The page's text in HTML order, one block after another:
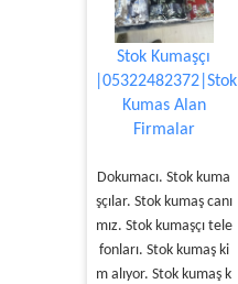
Stok Kumaşçı
|05322482372|Stok
Kumas Alan
Firmalar
Dokumacı. Stok kuma
şçılar. Stok kumaş canı
mız. Stok kumaşçı tele
fonları. Stok kumaş ki
m alıyor. Stok kumaş k